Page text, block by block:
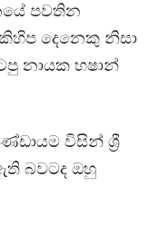
පවතින
දෙනෙකු නිසා
නායක හෂාන්
විසින් ශ්‍රී
බවටද ඔහු